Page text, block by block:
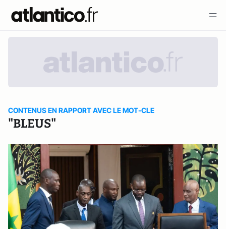
CONTENUS EN RAPPORT AVEC LE MOT-CLE
"BLEUS"